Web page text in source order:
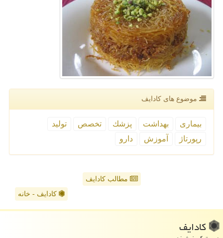
موضوع های كادایف
بیماری بهداشت پزشك تخصص
تولید
رپورتاژ
آموزش دارو
مطالب کادایف
کادایف - خانه
كادایف